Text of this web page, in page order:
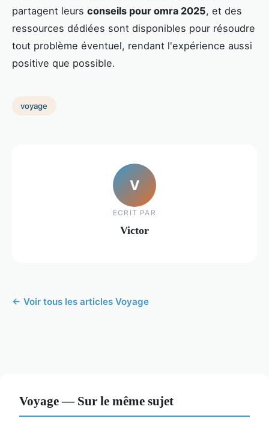
partagent leurs conseils pour omra 2025, et des
ressources dédiées sont disponibles pour résoudre
tout problème éventuel, rendant l'expérience aussi
positive que possible.
voyage
V
ECRIT PAR
Victor
← Voir tous les articles Voyage
Voyage — Sur le même sujet